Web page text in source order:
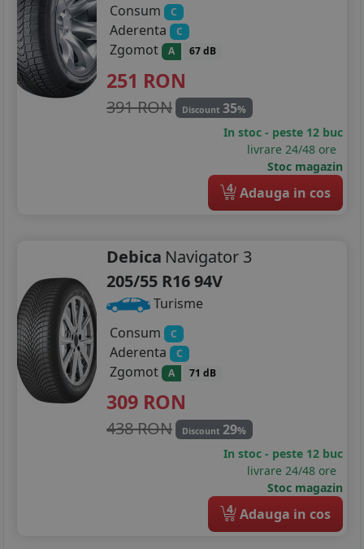
Consum
C
Aderenta C
Zgomot A 67 dB
251 RON
391 RON Discount 35%
In stoc - peste 12 buc
livrare 24/48 ore
Stoc magazin
4 Adauga in cos
Debica Navigator 3
205/55 R16 94V
Turisme
Consum
C
Aderenta C
Zgomot A 71 dB
309 RON
438 RON Discount 29%
In stoc - peste 12 buc
livrare 24/48 ore
Stoc magazin
4 Adauga in cos